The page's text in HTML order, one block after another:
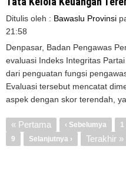
Ditulis oleh : Bawaslu Provinsi
21:58
Denpasar, Badan Pengawas
evaluasi Indeks Integritas
dari penguatan fungsi
Evaluasi tersebut mencatat
aspek dengan skor terendah,
Pagination
First
page
« Pertama
Previous
page
‹ Sebelumya 1
Page
9
Next
Selanjutnya ›
Last
Terakhir »